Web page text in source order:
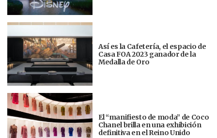
Así es la Cafetería, el espacio de
Casa FOA 2023 ganador de la
Medalla de Oro
El “manifiesto de moda” de Coco
Chanel brilla en una exhibición
definitiva en el Reino Unido